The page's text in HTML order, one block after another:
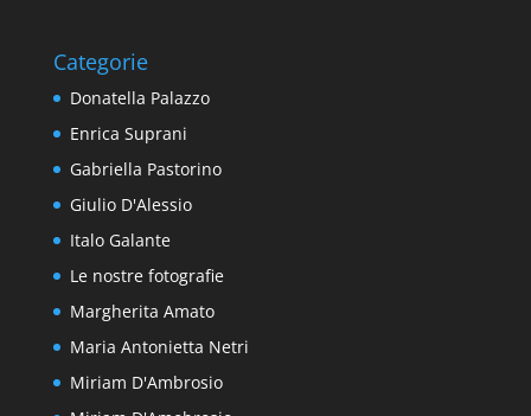
Categorie
Donatella Palazzo
Enrica Suprani
Gabriella Pastorino
Giulio D'Alessio
Italo Galante
Le nostre fotografie
Margherita Amato
Maria Antonietta Netri
Miriam D'Ambrosio